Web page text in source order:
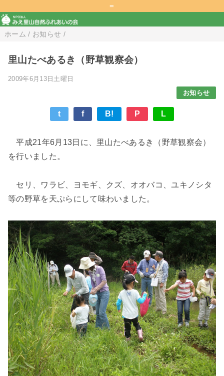
=
ホーム / お知らせ /
里山たべあるき（野草観察会）
2009年6月13日土曜日
お知らせ
t f B! P L
平成21年6月13日に、里山たべあるき（野草観察会）
を行いました。
セリ、ワラビ、ヨモギ、クズ、オオバコ、ユキノシタ
等の野草を天ぷらにして味わいました。